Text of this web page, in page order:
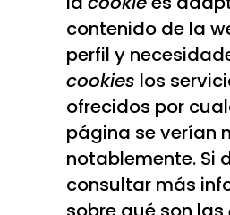
contenido de la
perfil y
cookies los
ofrecidos por
página se verían
notablemente. Si
consultar más